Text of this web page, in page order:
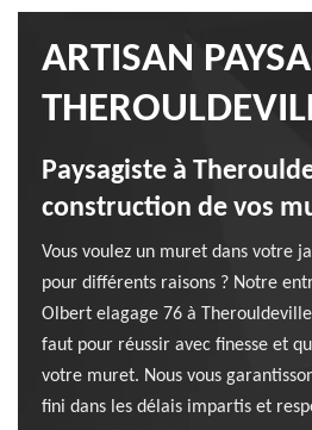
ARTISAN
Paysagiste à
construction de vos
Vous voulez un muret dans votre
pour différents raisons ? Notre
Olbert elagage 76 à
faut pour réussir avec finesse et
votre muret. Nous vous
fini dans les délais impartis et